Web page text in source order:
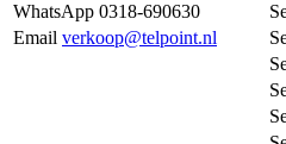
WhatsApp 0318-690630
Email verkoop@telpoint.nl